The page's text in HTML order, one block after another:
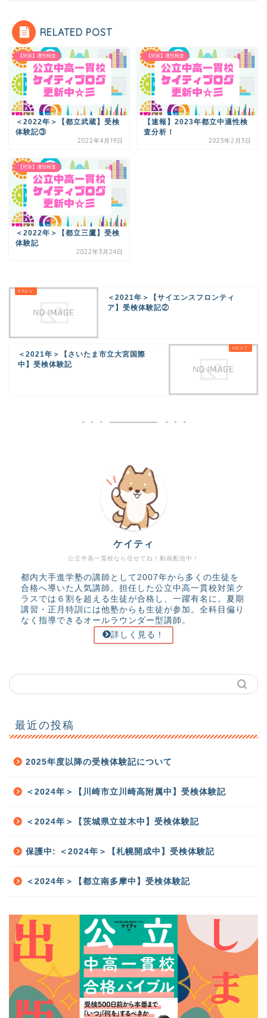
RELATED POST
【対策】適性検査
＜2022年＞【都立武蔵】受検
体験記③
2022年4月19日
【対策】適性検査
【速報】2023年都立中適性検
査分析！
2023年2月3日
【対策】適性検査
＜2022年＞【都立三鷹】受検
体験記
2022年3月24日
＜2021年＞【サイエンスフロンティ
ア】受検体験記②
＜2021年＞【さいたま市立大宮国際
中】受検体験記
公立中高一貫校なら任せてね！動画配信中！
ケイティ
都内大手進学塾の講師として2007年から多くの生徒を
合格へ導いた人気講師。担任した公立中高一貫校対策ク
ラスでは６割を超える生徒が合格し、一躍有名に。夏期
講習・正月特訓には他塾からも生徒が参加。全科目偏り
なく指導できるオールラウンダー型講師。
詳しく見る！
最近の投稿
2025年度以降の受検体験記について
＜2024年＞【川崎市立川崎高附属中】受検体験記
＜2024年＞【茨城県立並木中】受検体験記
保護中: ＜2024年＞【札幌開成中】受検体験記
＜2024年＞【都立南多摩中】受検体験記